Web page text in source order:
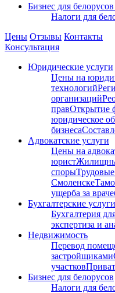
Бизнес для белорусов
Налоги для
Цены Отзывы Контакты
Консультация
Юридические услуги
Цены на
технологий
организаций
правОткрытие
юридическое
бизнеса
Адвокатские услуги
Цены на
юрист
споры
Смоленске
ущерба за
Бухгалтерские услуги
Бухгалтерия
экспертиза и
Недвижимость
Перевод
застройщиками
участков
Бизнес для белорусов
Налоги для